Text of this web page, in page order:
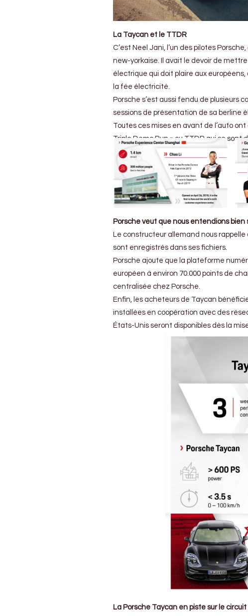
La Taycan et le TTDR
C’est Neel Jani, l’un des pilotes
new-yorkaise. Il avait le devoir de
électrique qui doit plaire aux
la fée électricité.
Porsche s’est aussi fendu de plusieurs
sessions de présentation de sa berline
Toutes ces mises en avant de l’auto
Triple Demo Run » ou TTDR qui se sont
Porsche veut que nous entendions bien
Le constructeur allemand nous
sont enregistrés dans ses fichiers.
Porsche ajoute que la plateforme
européen à environ 70.000 points de
centralisée chez Porsche.
Enfin, les acheteurs de Taycan
installées en coopération avec des
États-Unis seront disponibles dès la
La Porsche Taycan en piste sur le circuit